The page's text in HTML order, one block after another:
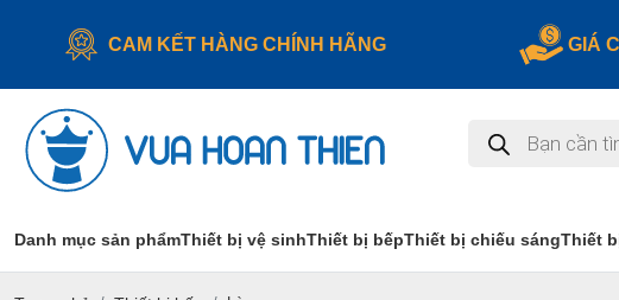
CAM KẾT HÀNG CHÍNH HÃNG GIÁ
kiếm
sản
Danh mục sản phẩmThiết bị vệ sinhThiết bị bếpThiết bị chiếu sángThiết